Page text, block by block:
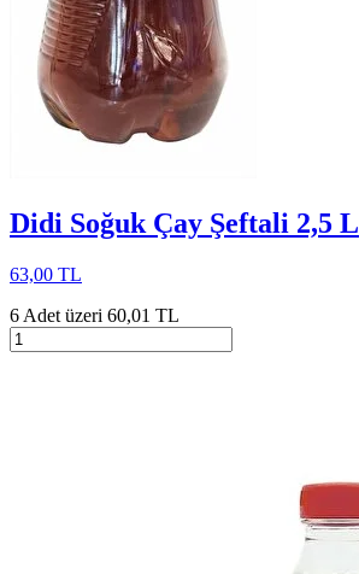
Didi Soğuk Çay Şeftali 2,5 L
63,00 TL
6 Adet üzeri 60,01 TL